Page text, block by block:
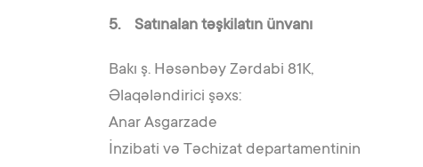
5. Satınalan təşkilatın ünvanı
Bakı ş. Həsənbəy Zərdabi 81K,
Əlaqələndirici şəxs:
Anar Asgarzade
İnzibati və Təchizat departamentinin